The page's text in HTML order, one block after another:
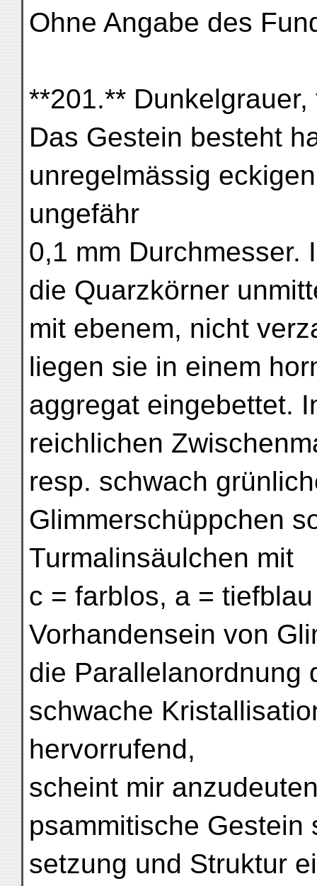
Ohne Angabe des
**201.**
Das Gestein besteht
unregelmässig
ungefähr
0,1 mm Durchmesser.
die Quarzkörner
mit ebenem, nicht
liegen sie in einem
aggregat eingebettet.
reichlichen
resp. schwach
Glimmerschüppchen
Turmalinsäulchen mit
c = farblos, a =
Vorhandensein von
die Parallelanordnung
schwache
hervorrufend,
scheint mir
psammitische Gestein
setzung und Struktur